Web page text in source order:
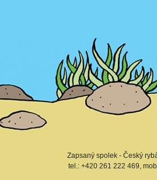
Zapsaný spolek - Český
tel.: +420 261 222 469,